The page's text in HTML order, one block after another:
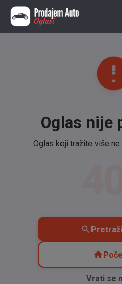
Oglas nije
Oglas koji tražite više
Vrati se